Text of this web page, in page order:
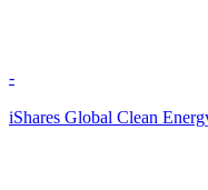
-
iShares Global Clean